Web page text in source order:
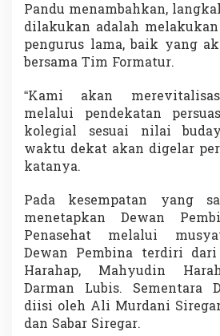
Pandu menambahkan,
dilakukan adalah
pengurus lama, baik yang
bersama Tim Formatur.
“Kami akan
melalui pendekatan
kolegial sesuai nilai
waktu dekat akan digelar
katanya.
Pada kesempatan yang
menetapkan Dewan
Penasehat melalui
Dewan Pembina terdiri
Harahap, Mahyudin
Darman Lubis. Sementara
diisi oleh Ali Murdani
dan Sabar Siregar.